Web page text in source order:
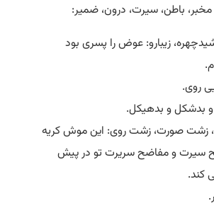
باطن، سیرت، درون، ضمیر:
زیبارو: عوض را پسری بود
روی.
بدشکل و بدهیکل.
زشت صورت، زشت روی: این موش کریه
سیرت و مفاضح سریرت تو در پیش
کند.